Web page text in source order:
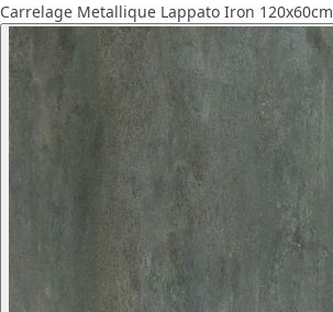
Carrelage Metallique Lappato Iron 120x60cm